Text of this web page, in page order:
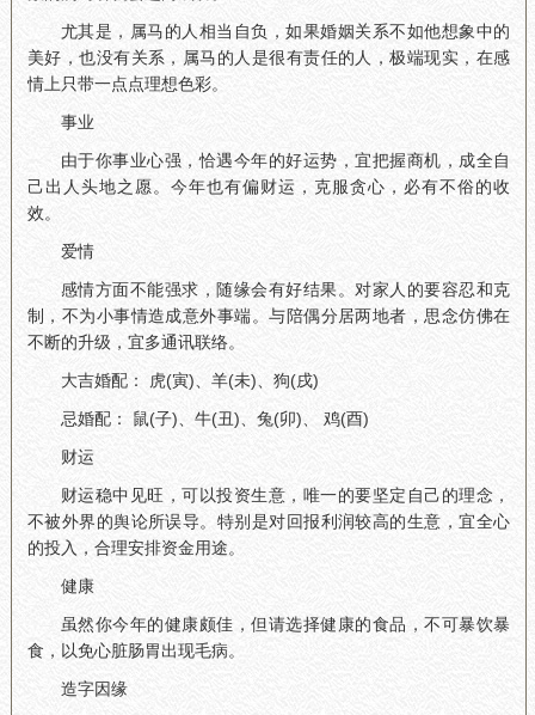
尤其是，属马的人相当自负，如果婚姻关系不如他想象中的
美好，也没有关系，属马的人是很有责任的人，极端现实，在感
情上只带一点点理想色彩。
事业
由于你事业心强，恰遇今年的好运势，宜把握商机，成全自
己出人头地之愿。今年也有偏财运，克服贪心，必有不俗的收
效。
爱情
感情方面不能强求，随缘会有好结果。对家人的要容忍和克
制，不为小事情造成意外事端。与陪偶分居两地者，思念仿佛在
不断的升级，宜多通讯联络。
大吉婚配： 虎(寅)、羊(未)、狗(戌)
忌婚配： 鼠(子)、牛(丑)、兔(卯)、 鸡(酉)
财运
财运稳中见旺，可以投资生意，唯一的要坚定自己的理念，
不被外界的舆论所误导。特别是对回报利润较高的生意，宜全心
的投入，合理安排资金用途。
健康
虽然你今年的健康颇佳，但请选择健康的食品，不可暴饮暴
食，以免心脏肠胃出现毛病。
造字因缘